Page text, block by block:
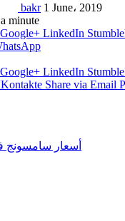
bakr 1 June، 2019
minute
Google+ LinkedIn
Google+ LinkedIn
Share via Email
أسعار سامسونج في